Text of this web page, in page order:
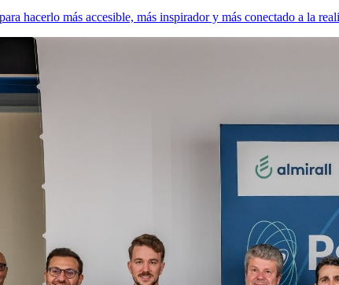
hacerlo más accesible, más inspirador y más conectado a la